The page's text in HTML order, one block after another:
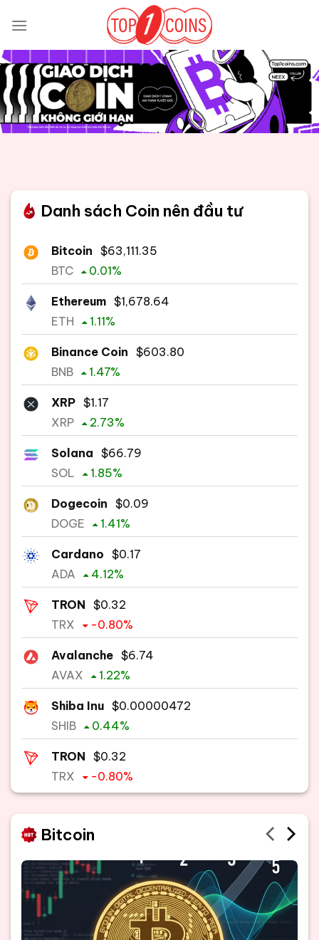
qua
dung
Danh sách Coin nên đầu tư
Bitcoin $63,111.35
BTC
0.01%
Ethereum $1,678.64
ETH
1.11%
Binance Coin $603.80
BNB
1.47%
XRP $1.17
XRP
2.73%
Solana $66.79
SOL
1.85%
Dogecoin $0.09
DOGE
1.41%
Cardano $0.17
ADA
4.12%
TRON $0.32
TRX
-0.80%
Avalanche $6.74
AVAX
1.22%
Shiba Inu $0.00000472
SHIB
0.44%
TRON $0.32
TRX
-0.80%
Bitcoin